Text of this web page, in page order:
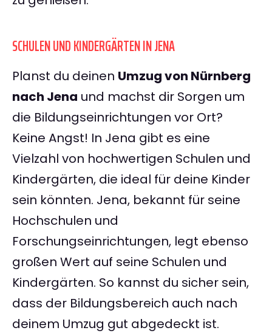
SCHULEN UND KINDERGÄRTEN IN JENA
Planst du deinen Umzug von Nürnberg
nach Jena und machst dir Sorgen um
die Bildungseinrichtungen vor Ort?
Keine Angst! In Jena gibt es eine
Vielzahl von hochwertigen Schulen und
Kindergärten, die ideal für deine Kinder
sein könnten. Jena, bekannt für seine
Hochschulen und
Forschungseinrichtungen, legt ebenso
großen Wert auf seine Schulen und
Kindergärten. So kannst du sicher sein,
dass der Bildungsbereich auch nach
deinem Umzug gut abgedeckt ist.